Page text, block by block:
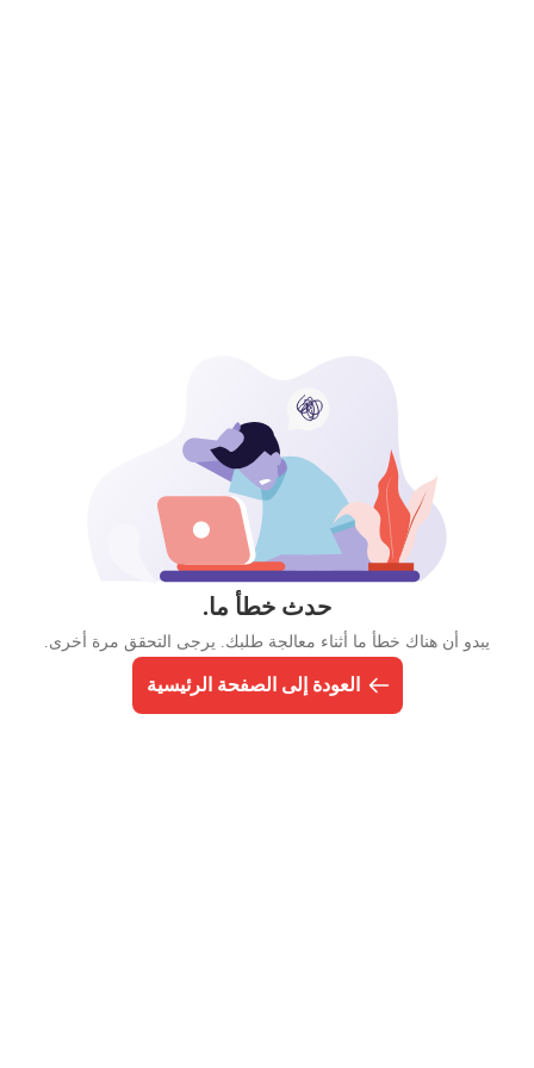
حدث خطأ ما.
يبدو أن هناك خطأ ما أثناء معالجة طلبك. يرجى التحقق مرة أخرى.
العودة إلى الصفحة الرئيسية